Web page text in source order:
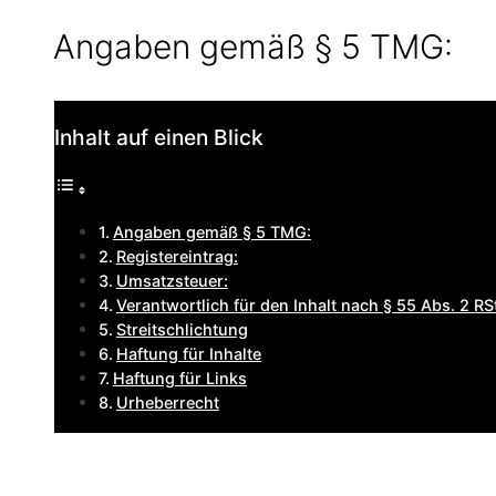
Angaben gemäß § 5 TMG:
Inhalt auf einen Blick
Angaben gemäß § 5 TMG:
Registereintrag:
Umsatzsteuer:
Verantwortlich für den Inhalt nach § 55 Abs. 2
Streitschlichtung
Haftung für Inhalte
Haftung für Links
Urheberrecht